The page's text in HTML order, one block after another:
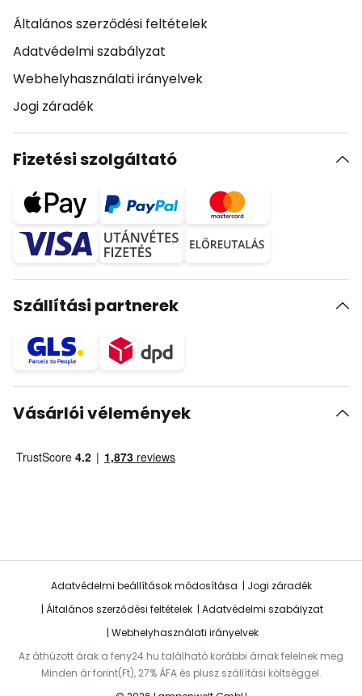
Általános szerződési feltételek
Adatvédelmi szabályzat
Webhelyhasználati irányelvek
Jogi záradék
Fizetési szolgáltató
Szállítási partnerek
Vásárlói vélemények
Adatvédelmi beállítások módosítása
Jogi záradék
Általános szerződési feltételek
Adatvédelmi szabályzat
Webhelyhasználati irányelvek
Az áthúzott árak a feny24.hu található korábbi árnak felelnek meg
Minden ár forint(Ft), 27% ÁFA és plusz szállítási költséggel.